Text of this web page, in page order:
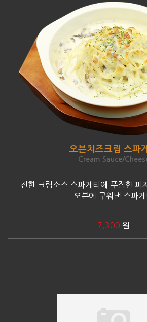
오븐치즈크림 스파
Cream Sauce/
진한 크림소스 스파게티에 푸짐한 피
오븐에 구워낸 스파게
7,300 원